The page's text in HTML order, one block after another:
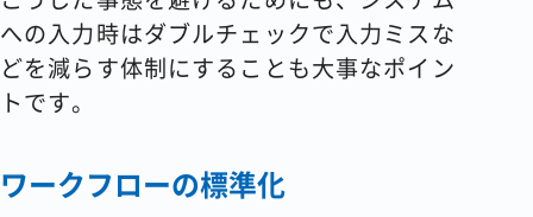
への入力時はダブルチェックで入力ミスな
どを減らす体制にすることも大事なポイン
トです。
ワークフローの標準化